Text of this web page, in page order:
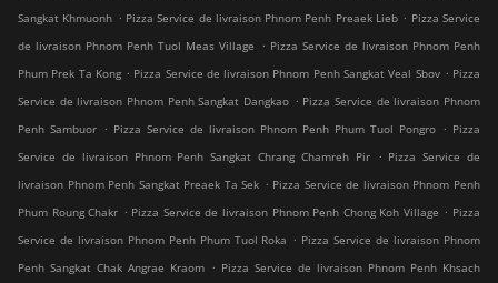
Sangkat Khmuonh . Pizza Service de livraison Phnom Penh Preaek Lieb . Pizza Service
de livraison Phnom Penh Tuol Meas Village
. Pizza Service de livraison Phnom Penh
Phum Prek Ta Kong . Pizza Service de livraison Phnom Penh Sangkat Veal Sbov . Pizza
Service de livraison Phnom Penh Sangkat Dangkao . Pizza Service de livraison Phnom
Penh Sambuor . Pizza Service de livraison Phnom Penh Phum Tuol Pongro . Pizza
Service de livraison Phnom Penh Sangkat Chrang Chamreh Pir
. Pizza Service de
livraison Phnom Penh Sangkat Preaek Ta Sek . Pizza Service de livraison Phnom Penh
Phum Roung Chakr . Pizza Service de livraison Phnom Penh Chong Koh Village . Pizza
Service de livraison Phnom Penh Phum Tuol Roka . Pizza Service de livraison Phnom
Penh Sangkat Chak Angrae Kraom . Pizza Service de livraison Phnom Penh Khsach